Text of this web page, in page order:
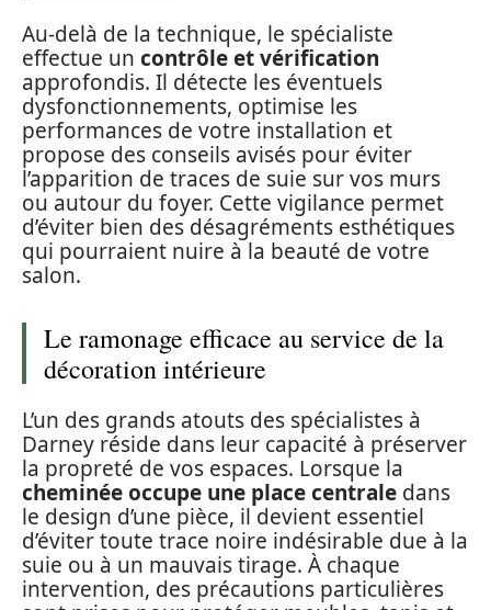
Au-delà de la technique, le spécialiste
effectue un contrôle et vérification
approfondis. Il détecte les éventuels
dysfonctionnements, optimise les
performances de votre installation et
propose des conseils avisés pour éviter
l’apparition de traces de suie sur vos murs
ou autour du foyer. Cette vigilance permet
d’éviter bien des désagréments esthétiques
qui pourraient nuire à la beauté de votre
salon.
Le ramonage efficace au service de la
décoration intérieure
L’un des grands atouts des spécialistes à
Darney réside dans leur capacité à préserver
la propreté de vos espaces. Lorsque la
cheminée occupe une place centrale dans
le design d’une pièce, il devient essentiel
d’éviter toute trace noire indésirable due à la
suie ou à un mauvais tirage. À chaque
intervention, des précautions particulières